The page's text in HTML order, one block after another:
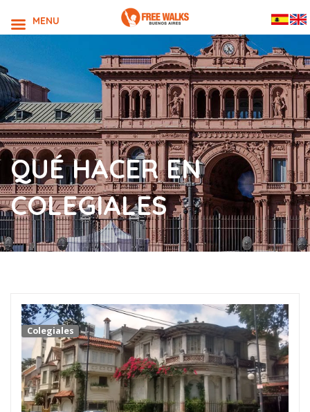
QUÉ HACER EN
COLEGIALES
Colegiales
MENU